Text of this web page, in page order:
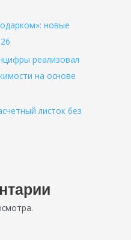
новые
реализовал
на основе
листок без